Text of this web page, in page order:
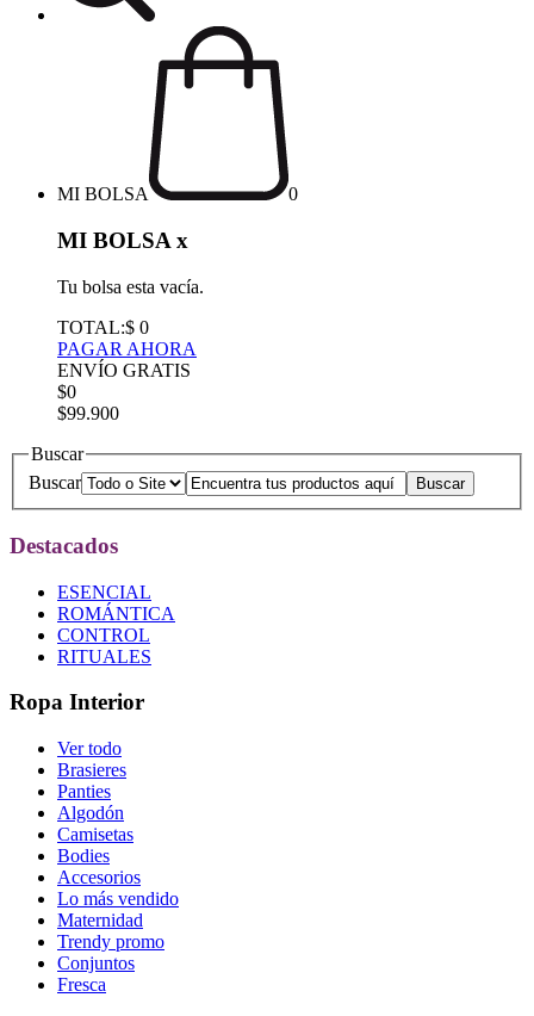
MI BOLSA 0
MI BOLSA x
Tu bolsa esta vacía.
TOTAL:$ 0
PAGAR AHORA
ENVÍO GRATIS
$0
$99.900
Buscar
Buscar
Destacados
ESENCIAL
ROMÁNTICA
CONTROL
RITUALES
Ropa Interior
Ver todo
Brasieres
Panties
Algodón
Camisetas
Bodies
Accesorios
Lo más vendido
Maternidad
Trendy promo
Conjuntos
Fresca